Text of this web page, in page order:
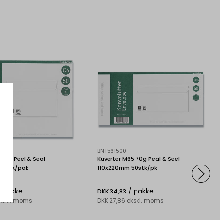
70g Peel & Seal
50stk/pak
/ pakke
moms
BNT561500
Kuverter M65 70g Peal & Seel
110x220mm 50stk/pk
DKK 34,83 / pakke
DKK 27,86 ekskl. moms